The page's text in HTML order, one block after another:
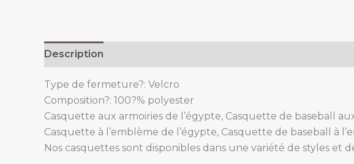
Description
Type de fermeture?: Velcro
Composition?: 100?% polyester
Casquette aux armoiries de l’égypte, Casquette de baseball
Casquette à l’emblème de l’égypte, Casquette de baseball à
Nos casquettes sont disponibles dans une variété de styles et